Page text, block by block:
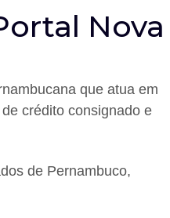
Nova
que atua em
de crédito consignado e
de Pernambuco,